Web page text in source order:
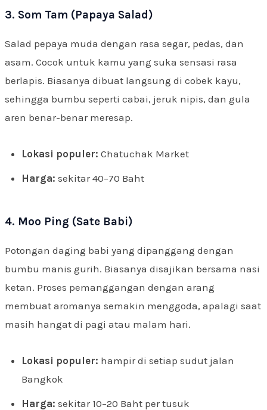
3. Som Tam (Papaya Salad)
Salad pepaya muda dengan rasa segar, pedas, dan
asam. Cocok untuk kamu yang suka sensasi rasa
berlapis. Biasanya dibuat langsung di cobek kayu,
sehingga bumbu seperti cabai, jeruk nipis, dan gula
aren benar-benar meresap.
Lokasi populer: Chatuchak Market
Harga: sekitar 40–70 Baht
4. Moo Ping (Sate Babi)
Potongan daging babi yang dipanggang dengan
bumbu manis gurih. Biasanya disajikan bersama nasi
ketan. Proses pemanggangan dengan arang
membuat aromanya semakin menggoda, apalagi saat
masih hangat di pagi atau malam hari.
Lokasi populer: hampir di setiap sudut jalan
Bangkok
Harga: sekitar 10–20 Baht per tusuk